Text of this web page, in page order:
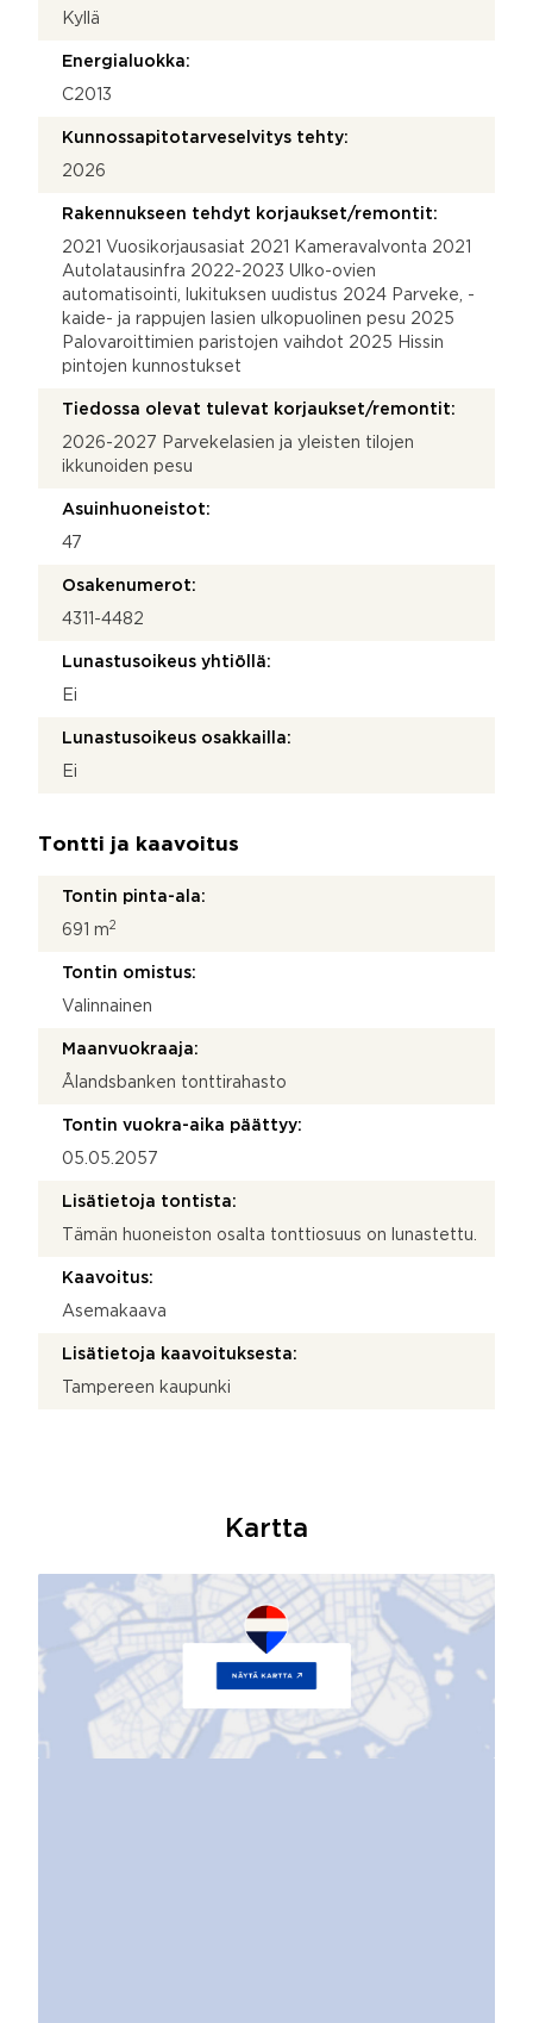
Kyllä
Energialuokka:
C2013
Kunnossapitotarveselvitys tehty:
2026
Rakennukseen tehdyt korjaukset/remontit:
2021 Vuosikorjausasiat 2021 Kameravalvonta 2021
Autolatausinfra 2022-2023 Ulko-ovien
automatisointi, lukituksen uudistus 2024 Parveke, -
kaide- ja rappujen lasien ulkopuolinen pesu 2025
Palovaroittimien paristojen vaihdot 2025 Hissin
pintojen kunnostukset
Tiedossa olevat tulevat korjaukset/remontit:
2026-2027 Parvekelasien ja yleisten tilojen
ikkunoiden pesu
Asuinhuoneistot:
47
Osakenumerot:
4311-4482
Lunastusoikeus yhtiöllä:
Ei
Lunastusoikeus osakkailla:
Ei
Tontti ja kaavoitus
Tontin pinta-ala:
691 m2
Tontin omistus:
Valinnainen
Maanvuokraaja:
Ålandsbanken tonttirahasto
Tontin vuokra-aika päättyy:
05.05.2057
Lisätietoja tontista:
Tämän huoneiston osalta tonttiosuus on lunastettu.
Kaavoitus:
Asemakaava
Lisätietoja kaavoituksesta:
Tampereen kaupunki
Kartta